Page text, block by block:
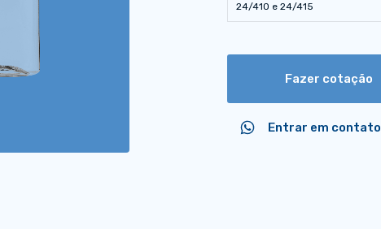
24/410 e 24/415
Fazer cotação
Entrar em contato